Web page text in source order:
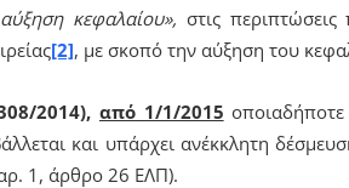
κεφαλαίου», στις
[2], με σκοπό την αύξηση του
2014), από 1/1/2015
και υπάρχει ανέκκλητη
1, άρθρο 26 ΕΛΠ).